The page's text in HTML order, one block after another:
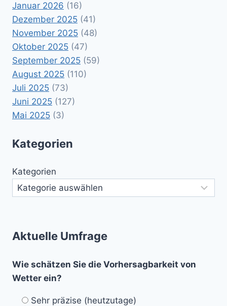
Januar 2026 (16)
Dezember 2025 (41)
November 2025 (48)
Oktober 2025 (47)
September 2025 (59)
August 2025 (110)
Juli 2025 (73)
Juni 2025 (127)
Mai 2025 (3)
Kategorien
Kategorien
Aktuelle Umfrage
Wie schätzen Sie die Vorhersagbarkeit von
Wetter ein?
Sehr präzise (heutzutage)